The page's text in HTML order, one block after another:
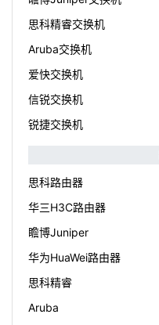
思科精睿交换机
Aruba交换机
爱快交换机
信锐交换机
锐捷交换机
思科路由器
华三H3C路由器
瞻博Juniper
华为HuaWei路由器
思科精睿
Aruba